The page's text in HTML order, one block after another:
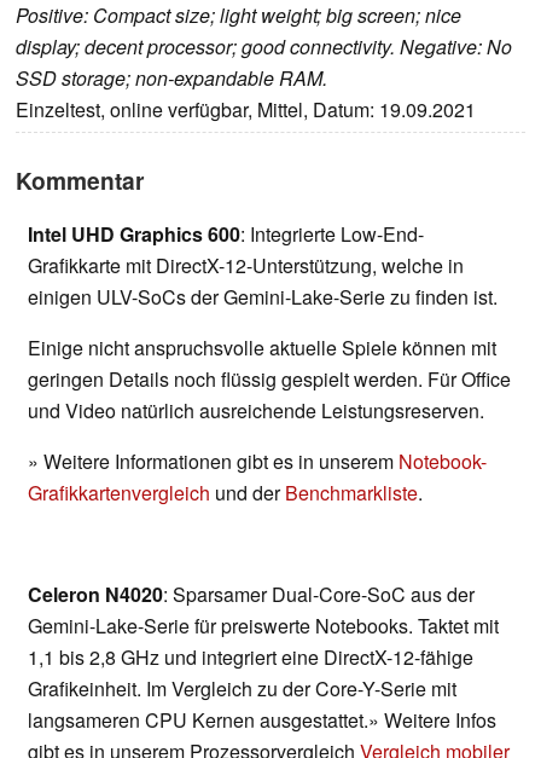
Positive: Compact size; light weight; big screen; nice
display; decent processor; good connectivity. Negative: No
SSD storage; non-expandable RAM.
Einzeltest, online verfügbar, Mittel, Datum: 19.09.2021
Kommentar
Intel UHD Graphics 600: Integrierte Low-End-
Grafikkarte mit DirectX-12-Unterstützung, welche in
einigen ULV-SoCs der Gemini-Lake-Serie zu finden ist.
Einige nicht anspruchsvolle aktuelle Spiele können mit
geringen Details noch flüssig gespielt werden. Für Office
und Video natürlich ausreichende Leistungsreserven.
» Weitere Informationen gibt es in unserem Notebook-
Grafikkartenvergleich und derBenchmarkliste.
Celeron N4020: Sparsamer Dual-Core-SoC aus der
Gemini-Lake-Serie für preiswerte Notebooks. Taktet mit
1,1 bis 2,8 GHz und integriert eine DirectX-12-fähige
Grafikeinheit. Im Vergleich zu der Core-Y-Serie mit
langsameren CPU Kernen ausgestattet.» Weitere Infos
gibt es in unserem Prozessorvergleich Vergleich mobiler